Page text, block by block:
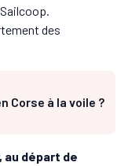
des
Corse à la voile ?
au départ de